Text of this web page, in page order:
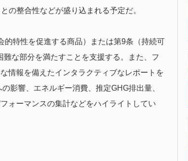
の整合性などが盛り込まれる予定だ。
特性を促進する商品）または第9条（持続可
な部分を満たすことを支援する。また、フ
情報を備えたインタラクティブなレポートを
影響、エネルギー消費、推定GHG排出量、
ォーマンスの集計などをハイライトしてい